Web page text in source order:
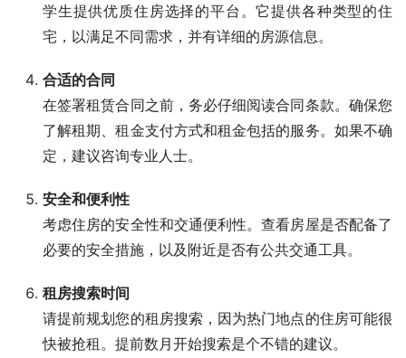
学生提供优质住房选择的平台。它提供各种类型的住
宅，以满足不同需求，并有详细的房源信息。
合适的合同
在签署租赁合同之前，务必仔细阅读合同条款。确保您
了解租期、租金支付方式和租金包括的服务。如果不确
定，建议咨询专业人士。
安全和便利性
考虑住房的安全性和交通便利性。查看房屋是否配备了
必要的安全措施，以及附近是否有公共交通工具。
租房搜索时间
请提前规划您的租房搜索，因为热门地点的住房可能很
快被抢租。提前数月开始搜索是个不错的建议。